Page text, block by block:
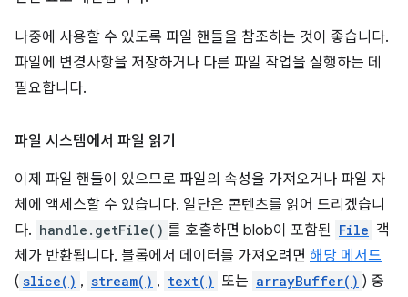
나중에 사용할 수 있도록 파일 핸들을 참조하는 것이 좋습니다.
파일에 변경사항을 저장하거나 다른 파일 작업을 실행하는 데
필요합니다.
파일 시스템에서 파일 읽기
이제 파일 핸들이 있으므로 파일의 속성을 가져오거나 파일 자
체에 액세스할 수 있습니다. 일단은 콘텐츠를 읽어 드리겠습니
다. handle.getFile() 를 호출하면 blob이 포함된 File 객
체가 반환됩니다. 블롭에서 데이터를 가져오려면 해당 메서드
( slice() , stream() , text() 또는 arrayBuffer() ) 중